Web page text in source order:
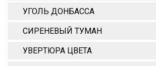
УГОЛЬ ДОНБАССА
СИРЕНЕВЫЙ ТУМАН
УВЕРТЮРА ЦВЕТА